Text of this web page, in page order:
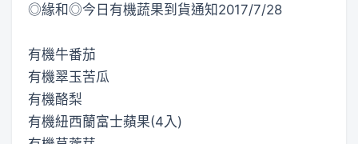
◎緣和◎今日有機蔬果到貨通知2017/7/28
有機牛番茄
有機翠玉苦瓜
有機酪梨
有機紐西蘭富士蘋果(4入)